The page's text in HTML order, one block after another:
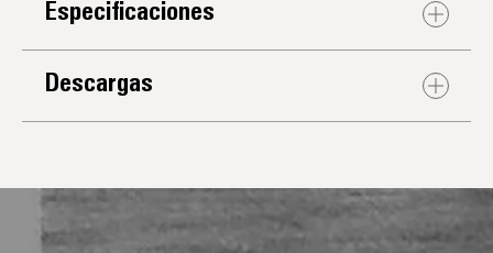
Especificaciones
Descargas